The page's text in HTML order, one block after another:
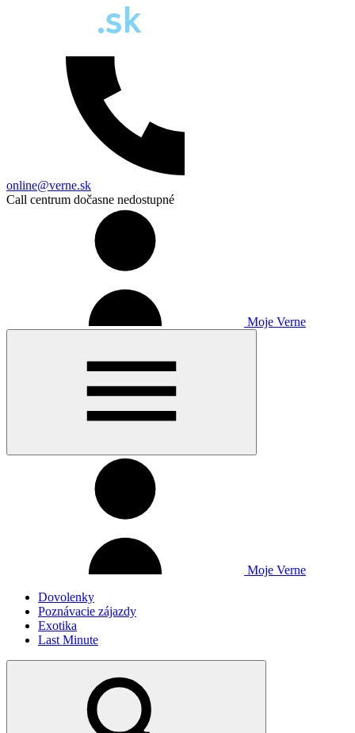
online@verne.sk
Call centrum dočasne nedostupné
Moje Verne
Moje Verne
Dovolenky
Poznávacie zájazdy
Exotika
Last Minute